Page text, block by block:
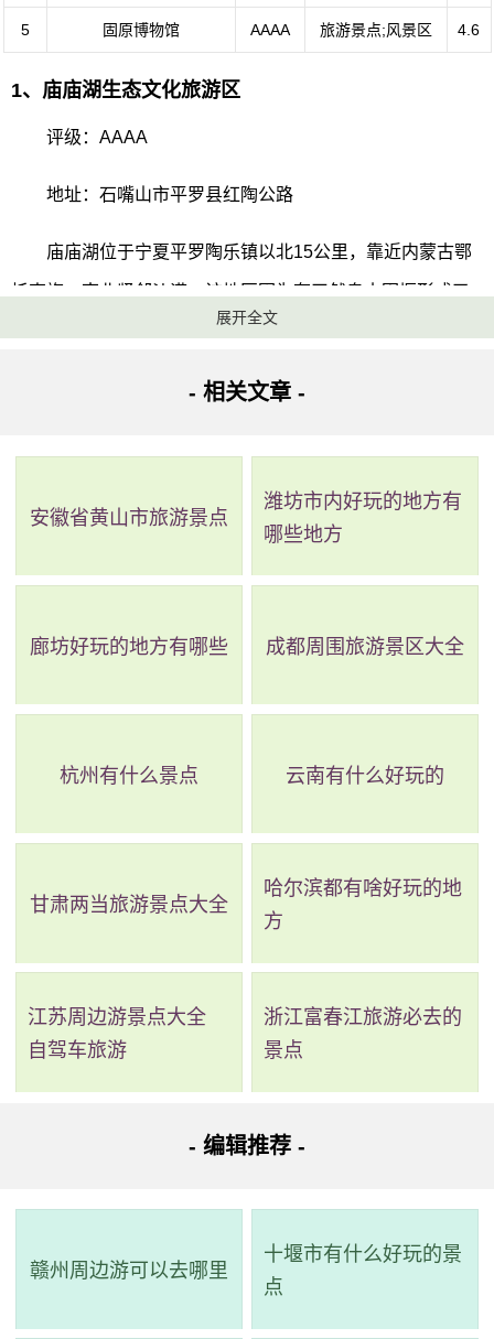
5 固原博物馆 AAAA 旅游景点;风景区 4.6
1、庙庙湖生态文化旅游区
评级：AAAA
地址：石嘴山市平罗县红陶公路
庙庙湖位于宁夏平罗陶乐镇以北15公里，靠近内蒙古鄂
托克旗，南北紧邻沙漠。该地区因为有天然泉水围堰形成了
湖泊，还有蒙古族牧民所筑的敖包和尼姑修行的寺庙，因此
工程、生态绿化建设工程、治沙改田工程和旅游避暑观光建
设工程等。庙庙湖生态旅游区位于毛乌素沙漠内，是一个新
疗养区和滨水度假区。现已开发建设了灵泉寺、三文轩、九
地址：宁夏回族自治区吴忠市盐池县王乐井乡
哈巴湖生态观光旅游区位于宁夏盐池县中北部，属于盐
展开全文
- 相关文章 -
安徽省黄山市旅游景点
潍坊市内好玩的地方有
哪些地方
廊坊好玩的地方有哪些 成都周围旅游景区大全
杭州有什么景点 云南有什么好玩的
甘肃两当旅游景点大全
哈尔滨都有啥好玩的地
方
江苏周边游景点大全
自驾车旅游
浙江富春江旅游必去的
景点
- 编辑推荐 -
赣州周边游可以去哪里
十堰市有什么好玩的景
点